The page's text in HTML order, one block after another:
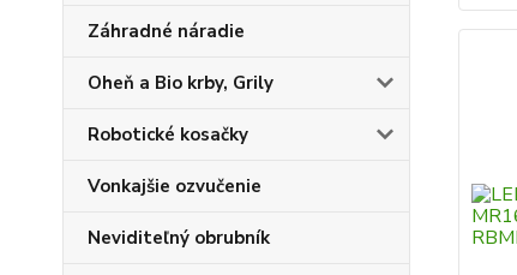
Záhradné náradie
Oheň a Bio krby, Grily
Robotické kosačky
Vonkajšie ozvučenie
Neviditeľný obrubník